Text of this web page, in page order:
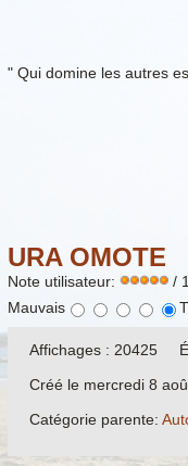
" Qui domine les autres
URA OMOTE
Note utilisateur:
/ 1
Mauvais
Affichages : 20425
Créé le mercredi 8
Catégorie parente: